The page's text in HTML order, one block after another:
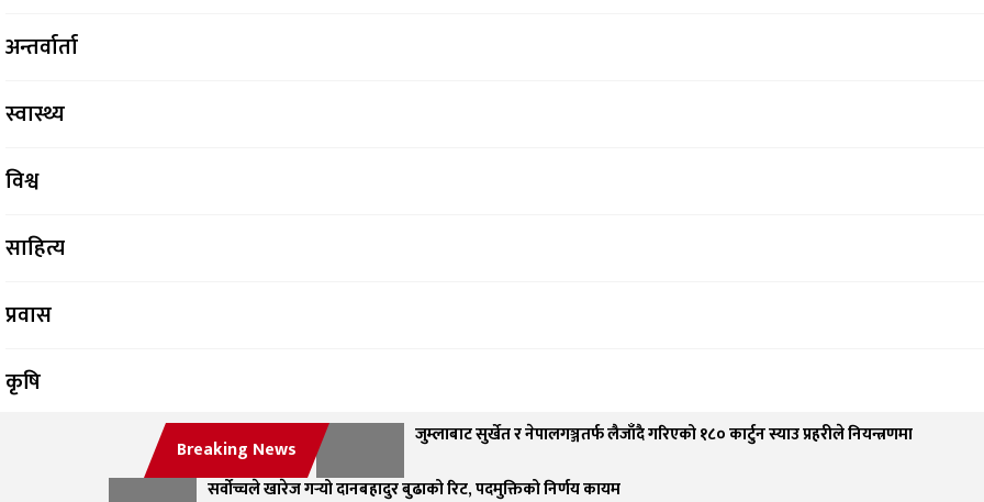
Breaking News
जुम्लाबाट सुर्खेत र नेपालगञ्जतर्फ लैजाँदै गरिएको १८० कार्टुन स्याउ प्रहरीले नियन्त्रणमा
सर्वोच्चले खारेज गर्‍यो दानबहादुर बुढाको रिट, पदमुक्तिको निर्णय कायम
अन्तर्वार्ता
स्वास्थ्य
विश्व
साहित्य
प्रवास
कृषि